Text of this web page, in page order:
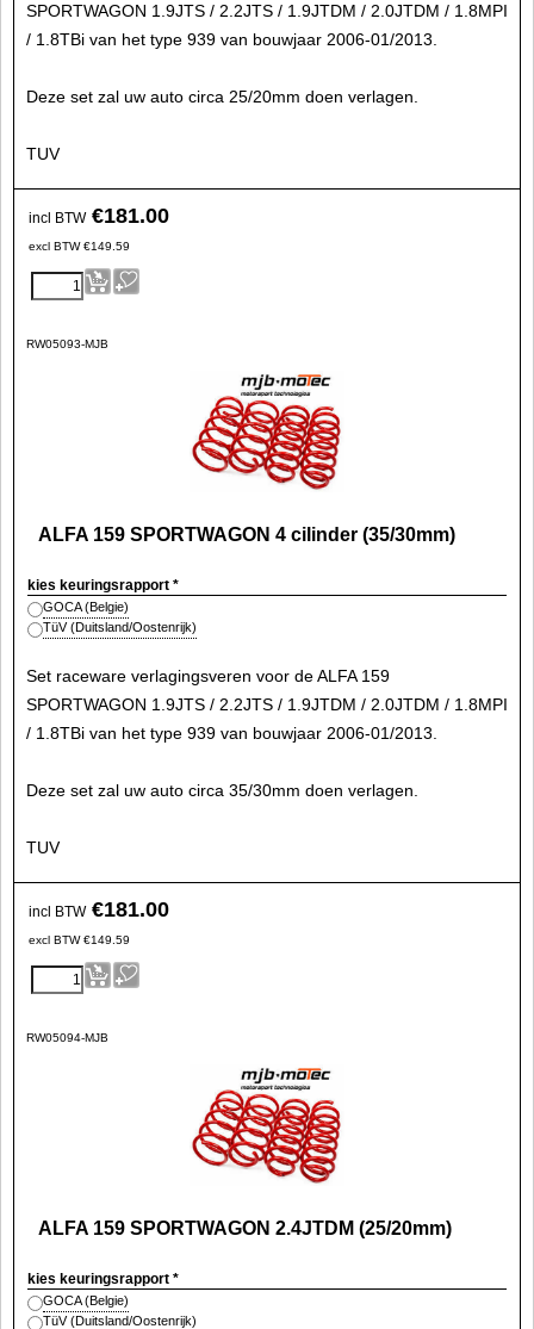
SPORTWAGON 1.9JTS / 2.2JTS / 1.9JTDM / 2.0JTDM / 1.8MPI
/ 1.8TBi van het type 939 van bouwjaar 2006-01/2013.
Deze set zal uw auto circa 25/20mm doen verlagen.
TUV
incl BTW €181.00
excl BTW €149.59
RW05093-MJB
ALFA 159 SPORTWAGON 4 cilinder (35/30mm)
kies keuringsrapport *
GOCA (Belgie)
TüV (Duitsland/Oostenrijk)
Set raceware verlagingsveren voor de ALFA 159
SPORTWAGON 1.9JTS / 2.2JTS / 1.9JTDM / 2.0JTDM / 1.8MPI
/ 1.8TBi van het type 939 van bouwjaar 2006-01/2013.
Deze set zal uw auto circa 35/30mm doen verlagen.
TUV
incl BTW €181.00
excl BTW €149.59
RW05094-MJB
ALFA 159 SPORTWAGON 2.4JTDM (25/20mm)
kies keuringsrapport *
GOCA (Belgie)
TüV (Duitsland/Oostenrijk)